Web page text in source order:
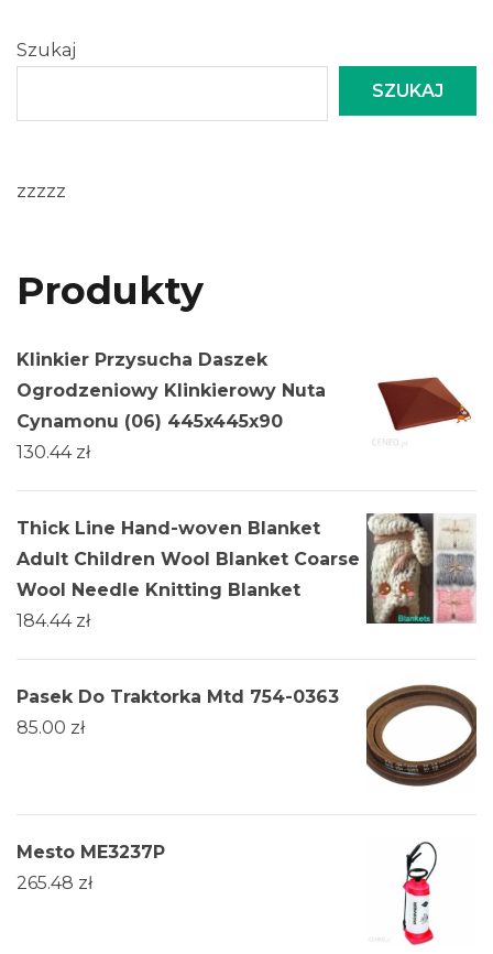
Szukaj
SZUKAJ
zzzzz
Produkty
Klinkier Przysucha Daszek
Ogrodzeniowy Klinkierowy Nuta
Cynamonu (06) 445x445x90
130.44 zł
Thick Line Hand-woven Blanket
Adult Children Wool Blanket Coarse
Wool Needle Knitting Blanket
184.44 zł
Pasek Do Traktorka Mtd 754-0363
85.00 zł
Mesto ME3237P
265.48 zł